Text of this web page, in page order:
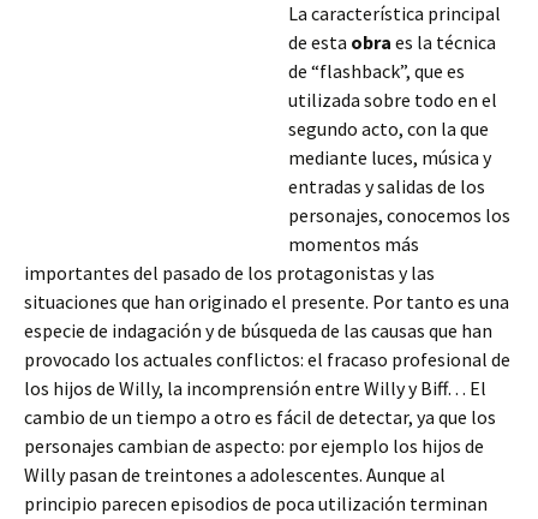
La característica principal
de esta obra es la técnica
de “flashback”, que es
utilizada sobre todo en el
segundo acto, con la que
mediante luces, música y
entradas y salidas de los
personajes, conocemos los
momentos más
importantes del pasado de los protagonistas y las
situaciones que han originado el presente. Por tanto es una
especie de indagación y de búsqueda de las causas que han
provocado los actuales conflictos: el fracaso profesional de
los hijos de Willy, la incomprensión entre Willy y Biff… El
cambio de un tiempo a otro es fácil de detectar, ya que los
personajes cambian de aspecto: por ejemplo los hijos de
Willy pasan de treintones a adolescentes. Aunque al
principio parecen episodios de poca utilización terminan